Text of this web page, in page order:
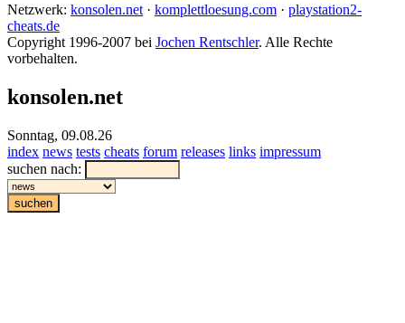
Netzwerk: konsolen.net · komplettloesung.com · playstation2-
cheats.de
Copyright 1996-2007 bei Jochen Rentschler. Alle Rechte
vorbehalten.
konsolen.net
Sonntag, 09.08.26
index news tests cheats forum releases links impressum
suchen nach: